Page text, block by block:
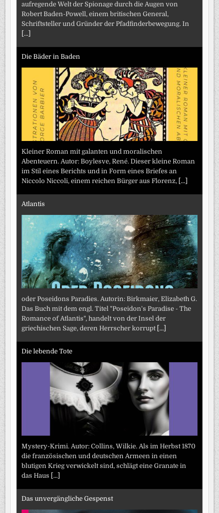
aufregende Welt der Spionage durch die Augen von
Robert Baden-Powell, einem britischen General,
Schriftsteller und Gründer der Pfadfinderbewegung. In
[...]
Die Bäder in Baden
Kleiner Roman mit galanten und moralischen
Abenteuern. Autor: Boylesve, René. Dieser kleine Roman
im Stil eines Berichts und in Form eines Briefes an
Niccolo Niccoli, einem reichen Bürger aus Florenz, [...]
Atlantis
oder Poseidons Paradies. Autorin: Birkmaier, Elizabeth G.
Das Buch mit dem engl. Titel "Poseidon's Paradise - The
Romance of Atlantis", handelt von der Insel der
griechischen Sage, deren Herrscher korrupt [...]
Die lebende Tote
Mystery-Krimi. Autor: Collins, Wilkie. Als im Herbst 1870
die französischen und deutschen Armeen in einen
blutigen Krieg verwickelt sind, schlägt eine Granate in
das Haus [...]
Das unvergängliche Gespenst